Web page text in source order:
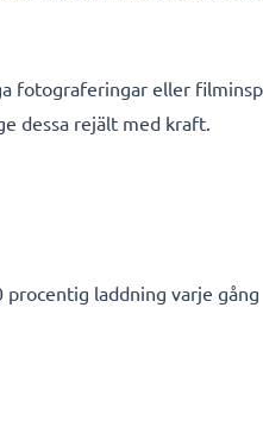
fotograferingar eller
dessa rejält med kraft.
laddning varje gång